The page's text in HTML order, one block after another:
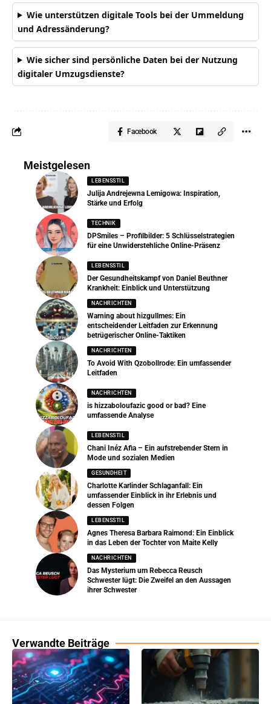
Wie unterstützen digitale Tools bei der Ummeldung
und Adressänderung?
Wie sicher sind persönliche Daten bei der Nutzung
digitaler Umzugsdienste?
Facebook
Meistgelesen
LEBENSSTIL
Julija Andrejewna Lemigowa: Inspiration,
Stärke und Erfolg
TECHNIK
DPSmiles – Profilbilder: 5 Schlüsselstrategien
für eine Unwiderstehliche Online-Präsenz
LEBENSSTIL
Der Gesundheitskampf von Daniel Beuthner
Krankheit: Einblick und Unterstützung
NACHRICHTEN
Warning about hizgullmes: Ein
entscheidender Leitfaden zur Erkennung
betrügerischer Online-Taktiken
NACHRICHTEN
To Avoid With Qzobollrode: Ein umfassender
Leitfaden
NACHRICHTEN
is hizzaboloufazic good or bad? Eine
umfassende Analyse
LEBENSSTIL
Chani Inéz Afia – Ein aufstrebender Stern in
Mode und sozialen Medien
GESUNDHEIT
Charlotte Karlinder Schlaganfall: Ein
umfassender Einblick in ihr Erlebnis und
dessen Folgen
LEBENSSTIL
Agnes Theresa Barbara Raimond: Ein Einblick
in das Leben der Tochter von Maite Kelly
NACHRICHTEN
Das Mysterium um Rebecca Reusch
Schwester lügt: Die Zweifel an den Aussagen
ihrer Schwester
Verwandte Beiträge